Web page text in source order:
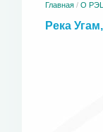
Главная / О
Река